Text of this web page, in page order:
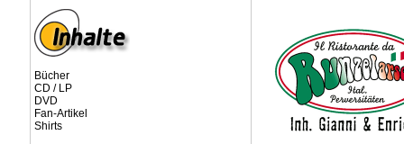
Bücher
CD / LP
DVD
Fan-Artikel
Shirts